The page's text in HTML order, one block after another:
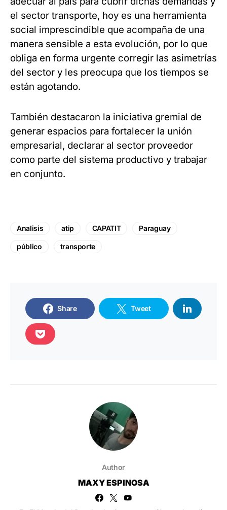
el sector transporte, hoy es una herramienta
social imprescindible que acompaña de una
manera sensible a esta evolución, por lo que
obliga en forma urgente corregir las asimetrías
del sector y les preocupa que los tiempos se
están agotando.
También destacaron la iniciativa gremial de
generar espacios para fortalecer la unión
empresarial, declarar al sector proveedor
como parte del sistema productivo y trabajar
en conjunto.
Analisis atip CAPATIT Paraguay
público transporte
Share Tweet
Author
MAXY ESPINOSA